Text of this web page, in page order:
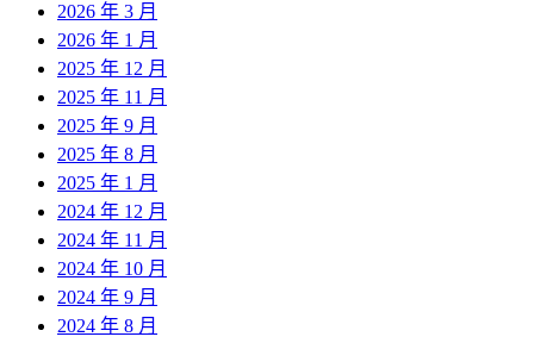
2026 年 3 月
2026 年 1 月
2025 年 12 月
2025 年 11 月
2025 年 9 月
2025 年 8 月
2025 年 1 月
2024 年 12 月
2024 年 11 月
2024 年 10 月
2024 年 9 月
2024 年 8 月